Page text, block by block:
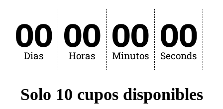
00
Dias 00
Horas 00
Minutos 00
Seconds
Solo 10 cupos disponibles